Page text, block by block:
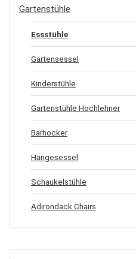
Gartenstühle
Essstühle
Gartensessel
Kinderstühle
Gartenstühle Hochlehner
Barhocker
Hängesessel
Schaukelstühle
Adirondack Chairs